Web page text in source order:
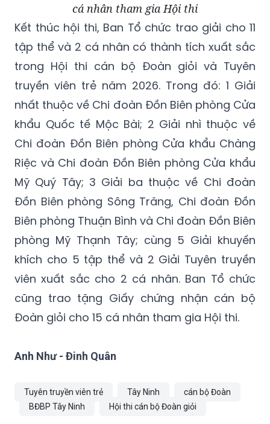
cá nhân tham gia Hội thi
Kết thúc hội thi, Ban Tổ chức trao giải cho 11
tập thể và 2 cá nhân có thành tích xuất sắc
trong Hội thi cán bộ Đoàn giỏi và Tuyên
truyền viên trẻ năm 2026. Trong đó: 1 Giải
nhất thuộc về Chi đoàn Đồn Biên phòng Cửa
khẩu Quốc tế Mộc Bài; 2 Giải nhì thuộc về
Chi đoàn Đồn Biên phòng Cửa khẩu Chàng
Riệc và Chi đoàn Đồn Biên phòng Cửa khẩu
Mỹ Quý Tây; 3 Giải ba thuộc về Chi đoàn
Đồn Biên phòng Sông Trăng, Chi đoàn Đồn
Biên phòng Thuận Bình và Chi đoàn Đồn Biên
phòng Mỹ Thạnh Tây; cùng 5 Giải khuyến
khích cho 5 tập thể và 2 Giải Tuyên truyền
viên xuất sắc cho 2 cá nhân. Ban Tổ chức
cũng trao tặng Giấy chứng nhận cán bộ
Đoàn giỏi cho 15 cá nhân tham gia Hội thi.
Anh Như - Đinh Quân
Tuyên truyền viên trẻ Tây Ninh
cán bộ Đoàn
BĐBP Tây Ninh
Hội thi cán bộ Đoàn giỏi